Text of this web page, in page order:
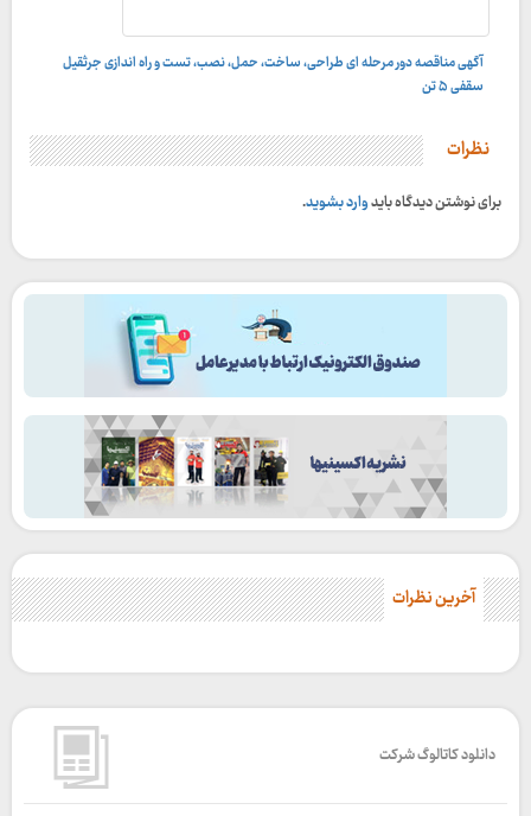
آگهی مناقصه دور مرحله ای طراحی، ساخت، حمل، نصب، تست و راه اندازى جرثقيل
سقفى ۵ تن
نظرات
برای نوشتن دیدگاه بایدوارد بشوید.
آخرین نظرات
دانلود کاتالوگ شرکت